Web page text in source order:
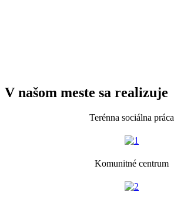
V našom meste sa realizuje
Terénna sociálna práca
Komunitné centrum